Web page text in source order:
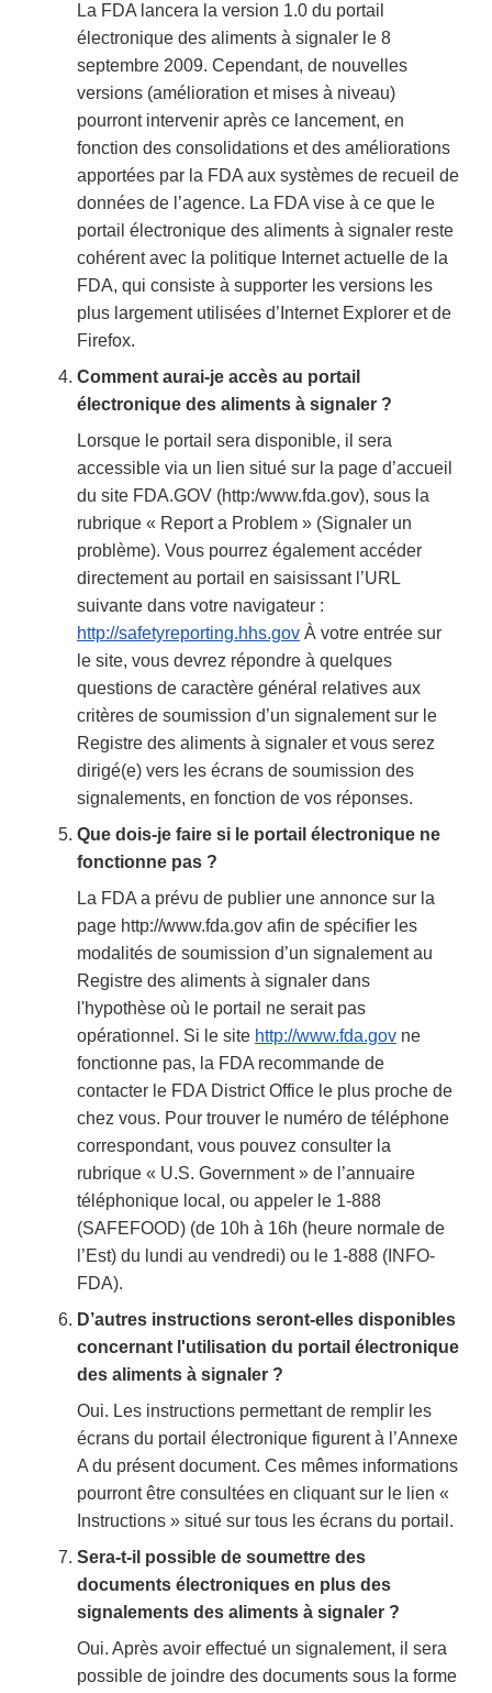
La FDA lancera la version 1.0 du portail
électronique des aliments à signaler le 8
septembre 2009. Cependant, de nouvelles
versions (amélioration et mises à niveau)
pourront intervenir après ce lancement, en
fonction des consolidations et des améliorations
apportées par la FDA aux systèmes de recueil de
données de l’agence. La FDA vise à ce que le
portail électronique des aliments à signaler reste
cohérent avec la politique Internet actuelle de la
FDA, qui consiste à supporter les versions les
plus largement utilisées d’Internet Explorer et de
Firefox.
Comment aurai-je accès au portail
électronique des aliments à signaler ?
Lorsque le portail sera disponible, il sera
accessible via un lien situé sur la page d’accueil
du site FDA.GOV (http:/www.fda.gov), sous la
rubrique « Report a Problem » (Signaler un
problème). Vous pourrez également accéder
directement au portail en saisissant l’URL
suivante dans votre navigateur :
http://safetyreporting.hhs.gov À votre entrée sur
le site, vous devrez répondre à quelques
questions de caractère général relatives aux
critères de soumission d’un signalement sur le
Registre des aliments à signaler et vous serez
dirigé(e) vers les écrans de soumission des
signalements, en fonction de vos réponses.
Que dois-je faire si le portail électronique ne
fonctionne pas ?
La FDA a prévu de publier une annonce sur la
page http://www.fda.gov afin de spécifier les
modalités de soumission d’un signalement au
Registre des aliments à signaler dans
l'hypothèse où le portail ne serait pas
opérationnel. Si le site http://www.fda.gov ne
fonctionne pas, la FDA recommande de
contacter le FDA District Office le plus proche de
chez vous. Pour trouver le numéro de téléphone
correspondant, vous pouvez consulter la
rubrique « U.S. Government » de l’annuaire
téléphonique local, ou appeler le 1-888
(SAFEFOOD) (de 10h à 16h (heure normale de
l’Est) du lundi au vendredi) ou le 1-888 (INFO-
FDA).
D’autres instructions seront-elles disponibles
concernant l'utilisation du portail électronique
des aliments à signaler ?
Oui. Les instructions permettant de remplir les
écrans du portail électronique figurent à l’Annexe
A du présent document. Ces mêmes informations
pourront être consultées en cliquant sur le lien «
Instructions » situé sur tous les écrans du portail.
Sera-t-il possible de soumettre des
documents électroniques en plus des
signalements des aliments à signaler ?
Oui. Après avoir effectué un signalement, il sera
possible de joindre des documents sous la forme